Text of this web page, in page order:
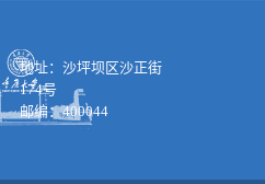
地址：沙坪坝区沙正街
174号
邮编：400044